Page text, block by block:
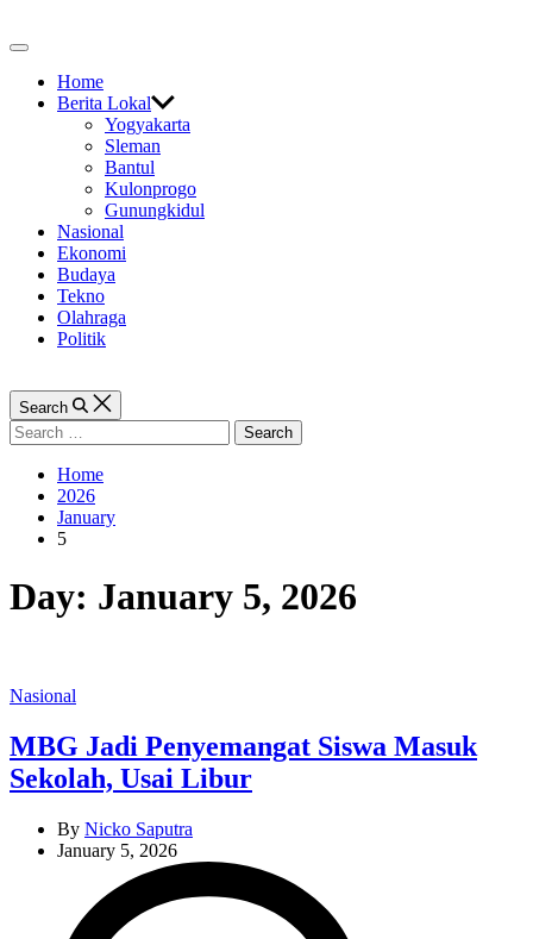
to
Off
CanvasHome
Berita Lokal
Yogyakarta
Sleman
Bantul
Kulonprogo
Gunungkidul
Nasional
Ekonomi
Budaya
Tekno
Olahraga
Politik
Search
Search
for:
Home
2026
January
5
Day: January 5, 2026
Categories
Nasional
MBG Jadi Penyemangat Siswa Masuk
Sekolah, Usai Libur
By Nicko Saputra
January 5, 2026